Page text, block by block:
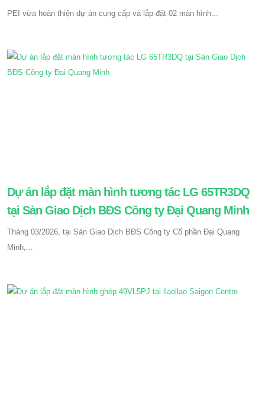
PEI vừa hoàn thiện dự án cung cấp và lắp đặt 02 màn hình...
Dự án lắp đặt màn hình tương tác LG 65TR3DQ
tại Sàn Giao Dịch BĐS Công ty Đại Quang Minh
Tháng 03/2026, tại Sàn Giao Dịch BĐS Công ty Cổ phần Đại Quang
Minh,...